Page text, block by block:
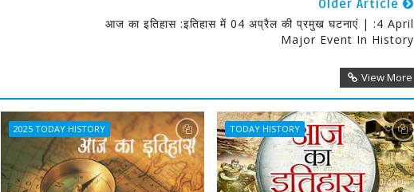
Older Article
आज का इतिहास :इतिहास में 04 अप्रैल की प्रमुख घटनाएं | :4 April
Major Event In History
View More
2025 TODAY HISTORY TODAY HISTORY